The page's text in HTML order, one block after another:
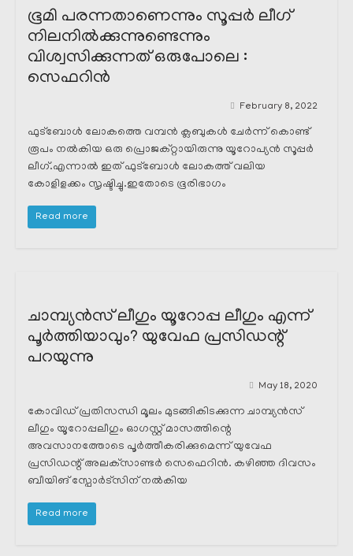
ഭൂമി പരന്നതാണെന്നും സൂപ്പർ ലീഗ്
നിലനിൽക്കുന്നുണ്ടെന്നും
വിശ്വസിക്കുന്നത് ഒരുപോലെ :
സെഫറിൻ
February 8, 2022
ഫുട്ബോൾ ലോകത്തെ വമ്പൻ ക്ലബുകൾ ചേർന്ന് കൊണ്ട്
രൂപം നൽകിയ ഒരു പ്രൊജക്റ്റായിരുന്നു യൂറോപ്യൻ സൂപ്പർ
ലീഗ്.എന്നാൽ ഇത് ഫുട്ബോൾ ലോകത്ത് വലിയ
കോളിളക്കം സൃഷ്ടിച്ചു.ഇതോടെ ഭൂരിഭാഗം
Read more
ചാമ്പ്യൻസ് ലീഗും യൂറോപ്പ ലീഗും എന്ന്
പൂർത്തിയാവും? യുവേഫ പ്രസിഡന്റ്‌
പറയുന്നു
May 18, 2020
കോവിഡ് പ്രതിസന്ധി മൂലം മുടങ്ങികിടക്കുന്ന ചാമ്പ്യൻസ്
ലീഗും യൂറോപ്പലീഗും ഓഗസ്റ്റ് മാസത്തിന്റെ
അവസാനത്തോടെ പൂർത്തീകരിക്കുമെന്ന് യുവേഫ
പ്രസിഡന്റ്‌ അലക്‌സാണ്ടർ സെഫെറിൻ. കഴിഞ്ഞ ദിവസം
ബീയിങ് സ്പോർട്സിന് നൽകിയ
Read more